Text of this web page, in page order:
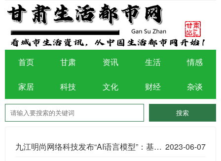
首页 甘肃 资讯 生活 情感
家居 科技 文化 财经 杂谈
2023-06-07
九江明尚网络科技发布“AI语言模型”：基于网络技术的智能化语言交互服务